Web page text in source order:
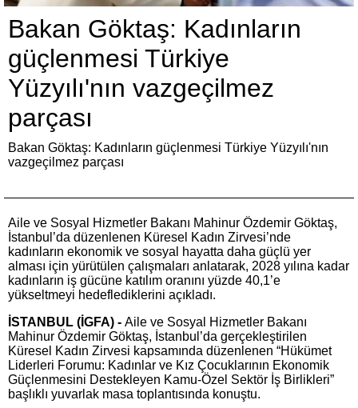
Bakan Göktaş: Kadınların
güçlenmesi Türkiye
Yüzyılı'nın vazgeçilmez
parçası
Bakan Göktaş: Kadınların güçlenmesi Türkiye Yüzyılı'nın
vazgeçilmez parçası
Aile ve Sosyal Hizmetler Bakanı Mahinur Özdemir Göktaş,
İstanbul’da düzenlenen Küresel Kadın Zirvesi’nde
kadınların ekonomik ve sosyal hayatta daha güçlü yer
alması için yürütülen çalışmaları anlatarak, 2028 yılına kadar
kadınların iş gücüne katılım oranını yüzde 40,1’e
yükseltmeyi hedeflediklerini açıkladı.
İSTANBUL (İGFA) - Aile ve Sosyal Hizmetler Bakanı
Mahinur Özdemir Göktaş, İstanbul’da gerçekleştirilen
Küresel Kadın Zirvesi kapsamında düzenlenen “Hükümet
Liderleri Forumu: Kadınlar ve Kız Çocuklarının Ekonomik
Güçlenmesini Destekleyen Kamu-Özel Sektör İş Birlikleri”
başlıklı yuvarlak masa toplantısında konuştu.